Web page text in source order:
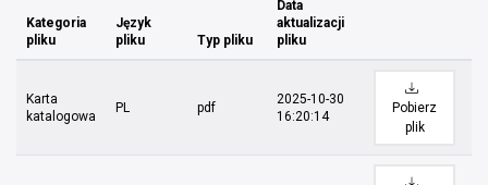
Kategoria
pliku
Język
pliku
Typ pliku
Data
aktualizacji
pliku
Karta
katalogowa
PL pdf
2025-10-30
16:20:14
Pobierz
plik